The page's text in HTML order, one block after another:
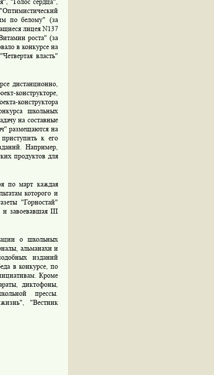
по белому" (за
лицея N137
роста" (за
в конкурсе на
власть"
дистанционно,
конструкторе,
конструктора
школьных
на составные
размещаются на
к его
Например,
продуктов для
по март каждая
которого и
"Горностай"
и завоевавшая III
о школьных
альманахи и
изданий
в конкурсе, по
Кроме
диктофоны,
прессы.
"Вестник